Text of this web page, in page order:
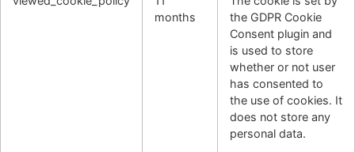
months
the GDPR Cookie
Consent plugin and
is used to store
whether or not user
has consented to
the use of cookies. It
does not store any
personal data.